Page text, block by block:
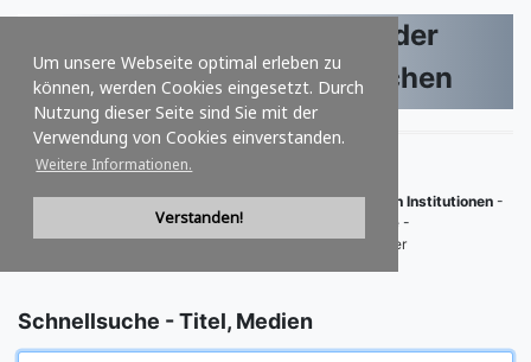
Um unsere Webseite optimal erleben zu
können, werden Cookies eingesetzt. Durch
Nutzung dieser Seite sind Sie mit der
Verwendung von Cookies einverstanden.
Weitere Informationen.
Verstanden!
VThK.eu - VerbundServer der
Theologischen und Kirchlichen
Institutionen
Deutsch| English|Français| Español |Italiano
Der Virtuelle Verbund der theologischen und kirchlichen Institutionen -
- Dokumentationen- Sammlungen - Archive -
Sonderbestände- historische Bestände Email - Webmaster
Schnellsuche - Titel, Medien